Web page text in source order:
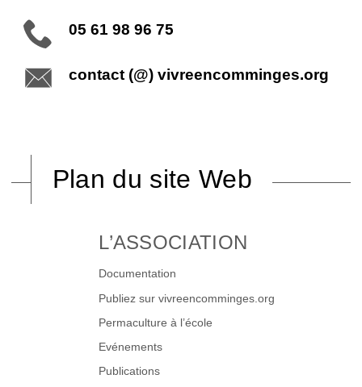
05 61 98 96 75
contact (@) vivreencomminges.org
Plan du site Web
L’ASSOCIATION
Documentation
Publiez sur vivreencomminges.org
Permaculture à l’école
Evénements
Publications